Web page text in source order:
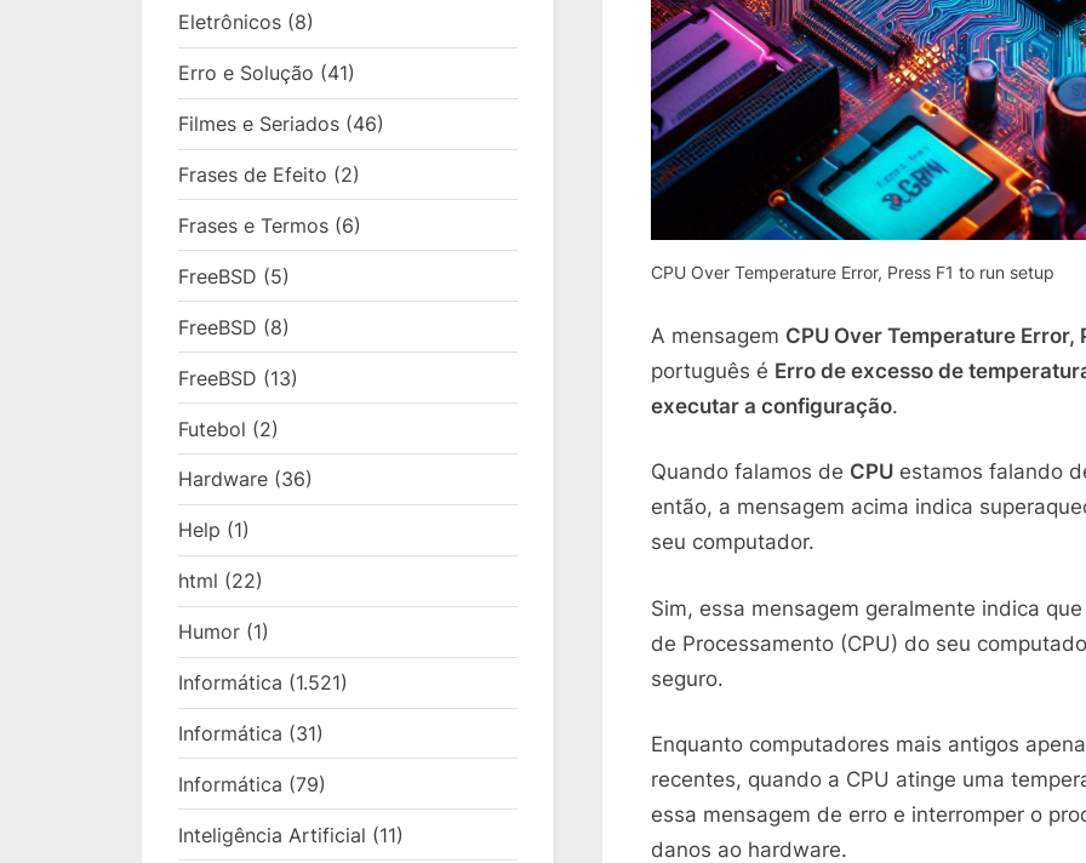
CPU Over Temperature Error, Press F1 to run setup
A mensagem CPU Over Temperature Error,
português é Erro de excesso de
executar a configuração.
Quando falamos de CPU estamos falando
então, a mensagem acima indica
seu computador.
Sim, essa mensagem geralmente indica
de Processamento (CPU) do seu
seguro.
Enquanto computadores mais antigos
recentes, quando a CPU atinge uma
essa mensagem de erro e interromper o
danos ao hardware.
Eletrônicos (8)
Erro e Solução (41)
Filmes e Seriados (46)
Frases de Efeito (2)
Frases e Termos (6)
FreeBSD (5)
FreeBSD (8)
FreeBSD (13)
Futebol (2)
Hardware (36)
Help (1)
html (22)
Humor (1)
Informática (1.521)
Informática (31)
Informática (79)
Inteligência Artificial (11)